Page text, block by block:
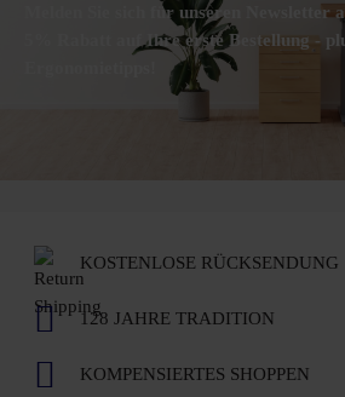
Melden Sie sich für unseren Newsletter
5% Rabatt auf Ihre erste Bestellung -
KOSTENLOSE RÜCKSENDUNG
128 JAHRE TRADITION
KOMPENSIERTES SHOPPEN